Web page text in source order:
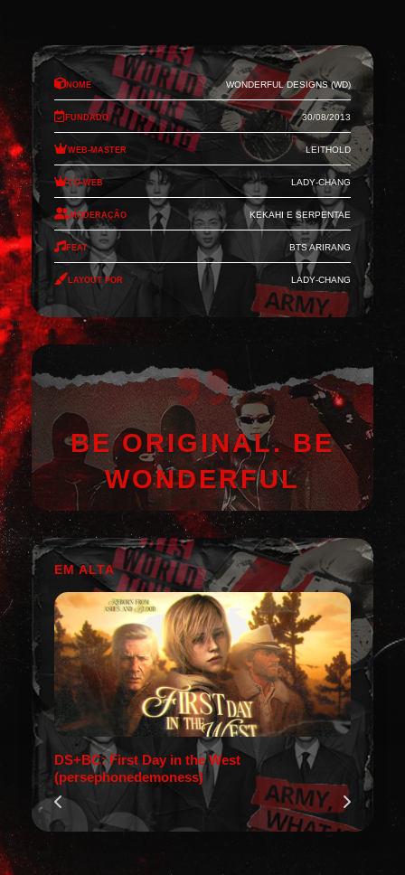
Nome Wonderful Designs (WD)
Fundado 30/08/2013
Web-Master Leithold
Co-Web Lady-Chang
Moderação Kekahi e Serpentae
Feat BTS Arirang
Layout por Lady-Chang
BE ORIGINAL. BE
WONDERFUL
EM ALTA
DS+BC: First Day in the West
(persephonedemoness)